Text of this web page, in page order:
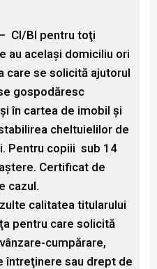
CI/BI pentru toţi
au acelaşi domiciliu ori
care se solicită ajutorul
gospodăresc
în cartea de imobil şi
cheltuielilor de
Pentru copiii sub 14
Certificat de
cazul.
calitatea titularului
pentru care solicită
cumpărare,
întreţinere sau drept de